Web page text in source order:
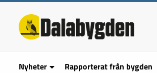
Nyheter Rapporterat från bygden